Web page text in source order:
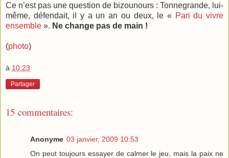
Ce n’est pas une question de bizounours : Tonnegrande, lui-
même, défendait, il y a un an ou deux, le « Pari du vivre
ensemble ». Ne change pas de main !
(photo)
à 10:23
Partager
15 commentaires:
Anonyme 03 janvier, 2009 10:53
On peut toujours essayer de calmer le jeu, mais la paix ne